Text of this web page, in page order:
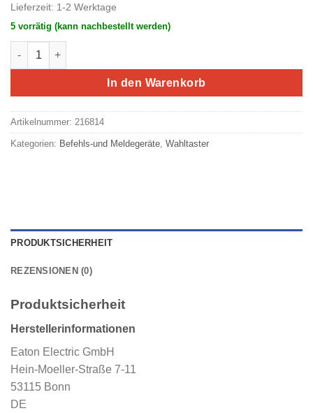
Lieferzeit: 1-2 Werktage
5 vorrätig (kann nachbestellt werden)
Eaton/Moeller RMQ-Titan Leuchtwahltaste rot M22-WLK-R
In den Warenkorb
Artikelnummer: 216814
Kategorien: Befehls-und Meldegeräte Wahltaster
PRODUKTSICHERHEIT
REZENSIONEN (0)
Produktsicherheit
Herstellerinformationen
Eaton Electric GmbH
Hein-Moeller-Straße 7-11
53115 Bonn
DE